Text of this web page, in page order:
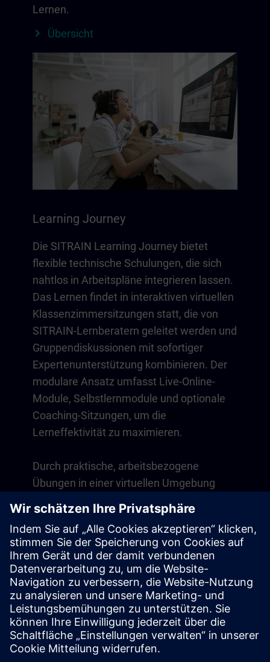
Lernen.
Übersicht
Learning Journey
Die SITRAIN Learning Journey bietet
flexible technische Schulungen, die sich
nahtlos in Arbeitspläne integrieren lassen.
Das Lernen findet in interaktiven virtuellen
Klassenzimmersitzungen statt, die von
SITRAIN-Lernberatern geleitet werden und
Gruppendiskussionen mit sofortiger
Expertenunterstützung kombinieren. Der
modulare Ansatz umfasst Live-Online-
Module, Selbstlernmodule und optionale
Coaching-Sitzungen, um die
Lerneffektivität zu maximieren.
Durch praktische, arbeitsbezogene
Übungen in einer virtuellen Umgebung
Ihrem Arbeitsalltag anwendbar sind. Das
Lernen geht über den Kurs hinaus mit
einer einjährigen Mitgliedschaft auf
unserer digitalen Lernplattform SITRAIN
access.
Übersicht